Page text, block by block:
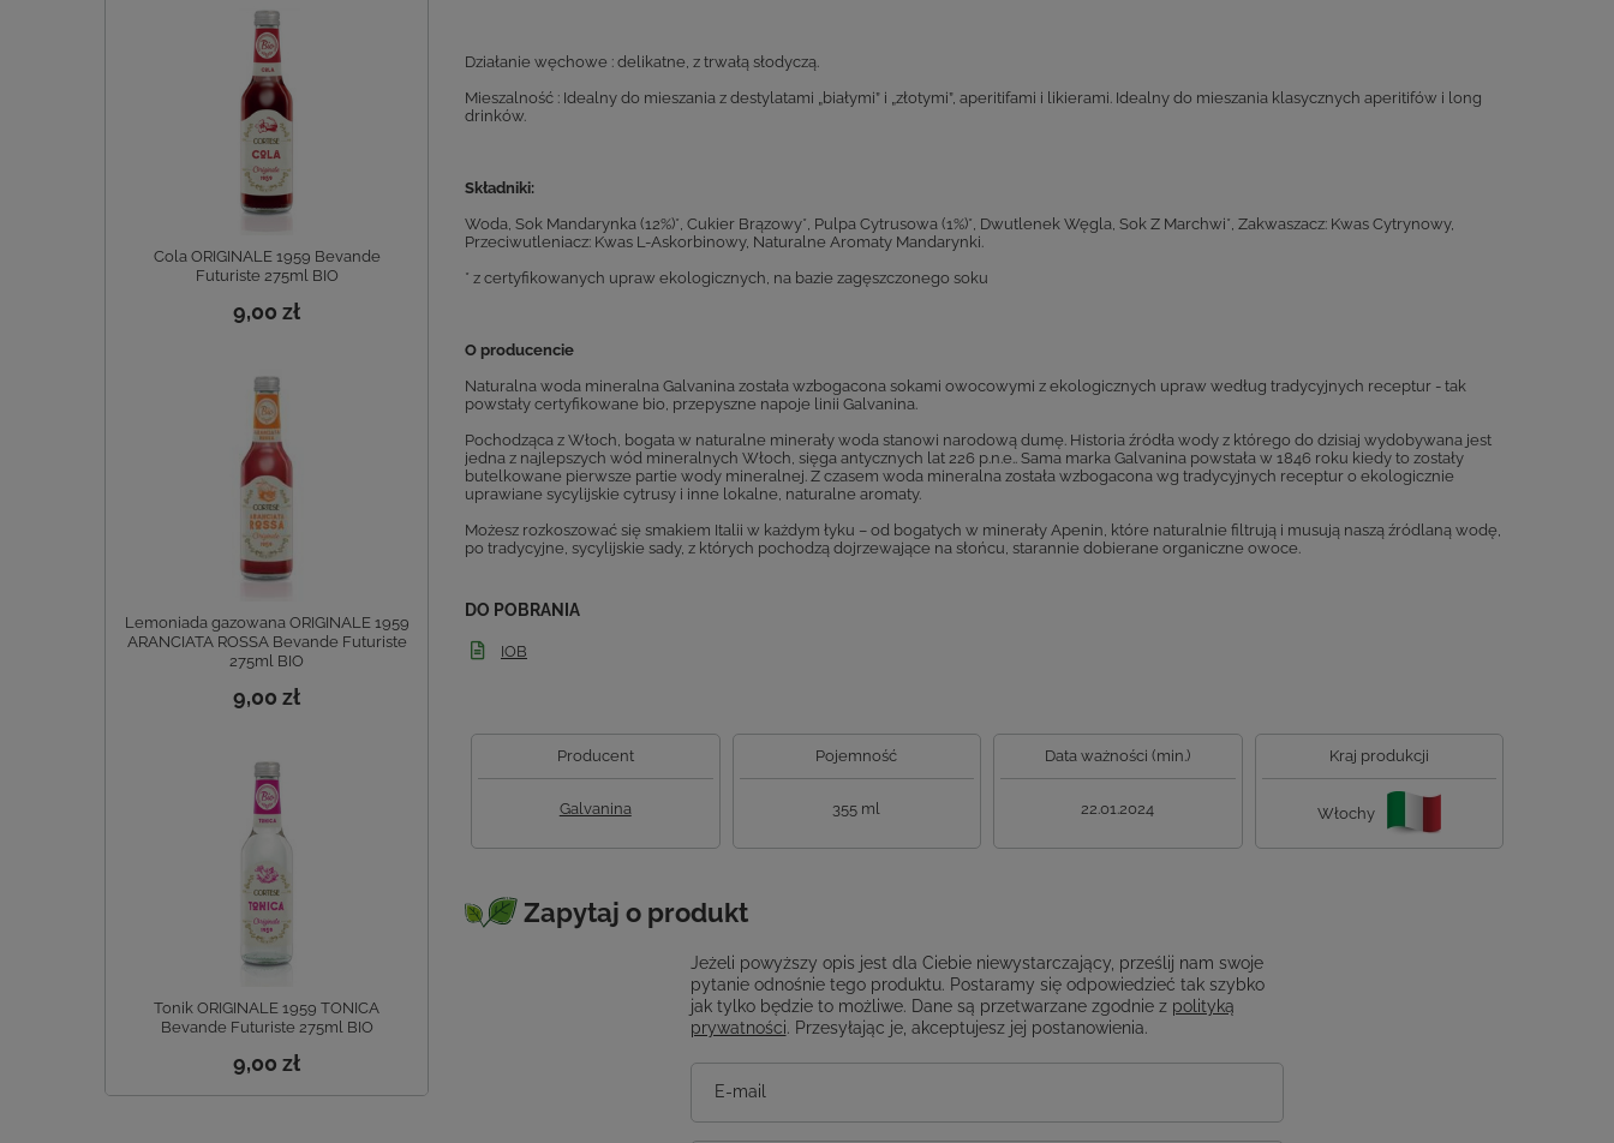
Cola ORIGINALE 1959 Bevande
Futuriste 275ml BIO
9,00 zł
Lemoniada gazowana ORIGINALE 1959
ARANCIATA ROSSA Bevande Futuriste
275ml BIO
9,00 zł
Tonik ORIGINALE 1959 TONICA
Bevande Futuriste 275ml BIO
9,00 zł
Działanie węchowe : delikatne, z trwałą słodyczą.
Mieszalność : Idealny do mieszania z destylatami „białymi” i „złotymi”, aperitifami i likierami. Idealny do mieszania klasycznych aperitifów i long
drinków.
Składniki:
Woda, Sok Mandarynka (12%)*, Cukier Brązowy*, Pulpa Cytrusowa (1%)*, Dwutlenek Węgla, Sok Z Marchwi*, Zakwaszacz: Kwas Cytrynowy,
Przeciwutleniacz: Kwas L-Askorbinowy, Naturalne Aromaty Mandarynki.
* z certyfikowanych upraw ekologicznych, na bazie zagęszczonego soku
O producencie
Naturalna woda mineralna Galvanina została wzbogacona sokami owocowymi z ekologicznych upraw według tradycyjnych receptur - tak
powstały certyfikowane bio, przepyszne napoje linii Galvanina.
Pochodząca z Włoch, bogata w naturalne minerały woda stanowi narodową dumę. Historia źródła wody z którego do dzisiaj wydobywana jest
jedna z najlepszych wód mineralnych Włoch, sięga antycznych lat 226 p.n.e.. Sama marka Galvanina powstała w 1846 roku kiedy to zostały
butelkowane pierwsze partie wody mineralnej. Z czasem woda mineralna została wzbogacona wg tradycyjnych receptur o ekologicznie
uprawiane sycylijskie cytrusy i inne lokalne, naturalne aromaty.
Możesz rozkoszować się smakiem Italii w każdym łyku – od bogatych w minerały Apenin, które naturalnie filtrują i musują naszą źródlaną wodę,
po tradycyjne, sycylijskie sady, z których pochodzą dojrzewające na słońcu, starannie dobierane organiczne owoce.
DO POBRANIA
IOB
Producent
Galvanina
Pojemność
355 ml
Data ważności (min.)
22.01.2024
Kraj produkcji
Włochy
Zapytaj o produkt
Jeżeli powyższy opis jest dla Ciebie niewystarczający, prześlij nam swoje
pytanie odnośnie tego produktu. Postaramy się odpowiedzieć tak szybko
jak tylko będzie to możliwe. Dane są przetwarzane zgodnie z polityką
prywatności. Przesyłając je, akceptujesz jej postanowienia.
E-mail